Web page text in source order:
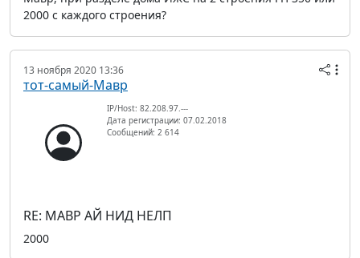
2000 с каждого строения?
13 ноября 2020 13:36
тот-самый-Мавр
IP/Host: 82.208.97.---
Дата регистрации: 07.02.2018
Сообщений: 2 614
RE: МАВР АЙ НИД НЕЛП
2000